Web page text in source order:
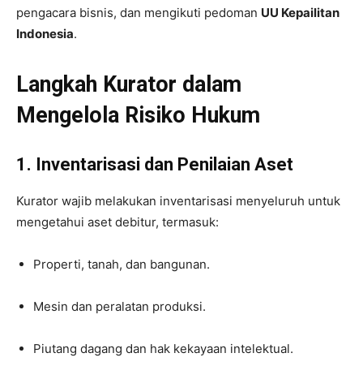
pengacara bisnis, dan mengikuti pedoman UU Kepailitan
Indonesia.
Langkah Kurator dalam
Mengelola Risiko Hukum
1. Inventarisasi dan Penilaian Aset
Kurator wajib melakukan inventarisasi menyeluruh untuk
mengetahui aset debitur, termasuk:
Properti, tanah, dan bangunan.
Mesin dan peralatan produksi.
Piutang dagang dan hak kekayaan intelektual.